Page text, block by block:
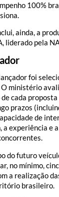
100%
ainda, a
liderado pela
foi
ministério
cada
prazos
de
a experiência e
do futuro
no mínimo,
a realização
brasileiro.